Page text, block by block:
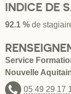
INDICE DE
92.1 % de
Service
Nouvelle
05 49 29 17